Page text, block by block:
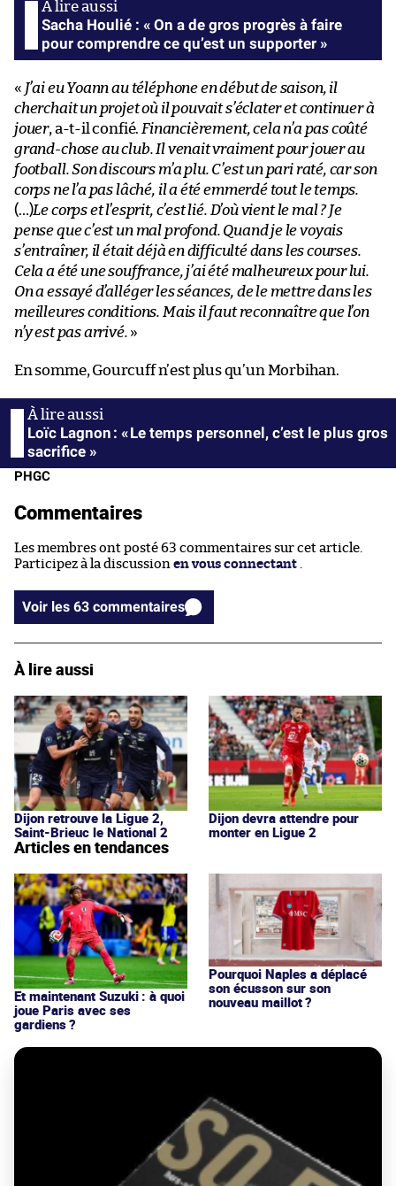
Sacha Houlié : « On a de gros progrès à faire
pour comprendre ce qu’est un supporter »
« J’ai eu Yoann au téléphone en début de saison, il
cherchait un projet où il pouvait s’éclater et continuer à
jouer, a-t-il confié. Financièrement, cela n’a pas coûté
grand-chose au club. Il venait vraiment pour jouer au
football. Son discours m’a plu. C’est un pari raté, car son
corps ne l’a pas lâché, il a été emmerdé tout le temps.
(…)Le corps et l’esprit, c’est lié. D’où vient le mal ? Je
pense que c’est un mal profond. Quand je le voyais
s’entraîner, il était déjà en difficulté dans les courses.
Cela a été une souffrance, j’ai été malheureux pour lui.
On a essayé d’alléger les séances, de le mettre dans les
meilleures conditions. Mais il faut reconnaître que l’on
n’y est pas arrivé. »
En somme, Gourcuff n’est plus qu’un Morbihan.
Loïc Lagnon : « Le temps personnel, c’est le plus gros
sacrifice »
PHGC
Commentaires
Les membres ont posté 63 commentaires sur cet article.
Participez à la discussion en vous connectant
Voir les 63 commentaires
À lire aussi
Dijon retrouve la Ligue 2,
Saint-Brieuc le National 2
Dijon devra attendre pour
monter en Ligue 2
Articles en tendances
Et maintenant Suzuki : à quoi
joue Paris avec ses
gardiens ?
Pourquoi Naples a déplacé
son écusson sur son
nouveau maillot ?